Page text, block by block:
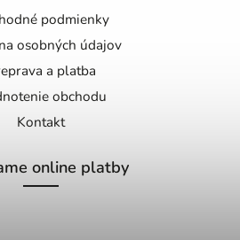
podmienky
osobných údajov
a platba
obchodu
Kontakt
online platby